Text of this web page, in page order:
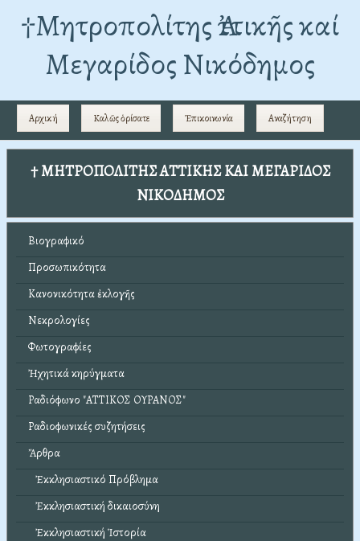
†Mητροπολίτης Ἀττικῆς καί
Μεγαρίδος Νικόδημος
Αρχική Καλῶς ὁρίσατε Ἐπικοινωνία Αναζήτηση
† ΜΗΤΡΟΠΟΛΙΤΗΣ ΑΤΤΙΚΗΣ ΚΑΙ ΜΕΓΑΡΙΔΟΣ
ΝΙΚΟΔΗΜΟΣ
Βιογραφικό
Προσωπικότητα
Κανονικότητα ἐκλογῆς
Νεκρολογίες
Φωτογραφίες
Ἠχητικά κηρύγματα
Ραδιόφωνο "ΑΤΤΙΚΟΣ ΟΥΡΑΝΟΣ"
Ραδιοφωνικές συζητήσεις
Ἄρθρα
Ἐκκλησιαστικό Πρόβλημα
Ἐκκλησιαστική δικαιοσύνη
Ἐκκλησιαστική Ἱστορία